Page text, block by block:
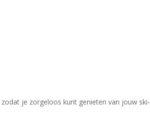
je zorgeloos kunt genieten van jouw ski-